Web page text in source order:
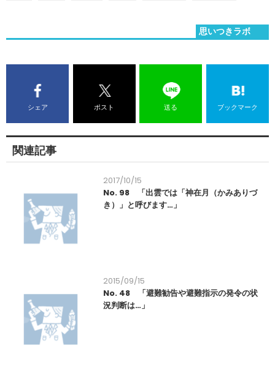
思いつきラボ
シェア ポスト 送る ブックマーク
関連記事
2017/10/15
No. 98 「出雲では「神在月（かみありづ
き）」と呼びます…」
2015/09/15
No. 48 「避難勧告や避難指示の発令の状
況判断は…」